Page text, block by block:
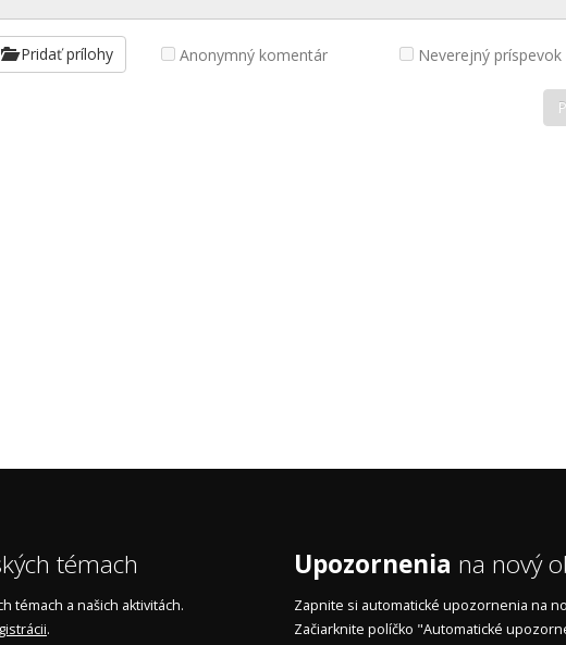
Pridať prílohy Anonymný komentár Neverejný príspevok
témach
témach a našich aktivitách.
.
Upozornenia na nový
Zapnite si automatické upozornenia na
Začiarknite políčko "Automatické